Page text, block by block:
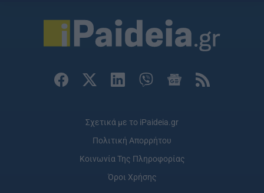
Σχετικά με το iPaideia.gr
Πολιτική Απορρήτου
Κοινωνία Της Πληροφορίας
Όροι Χρήσης